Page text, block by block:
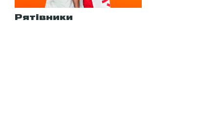
Рятівники